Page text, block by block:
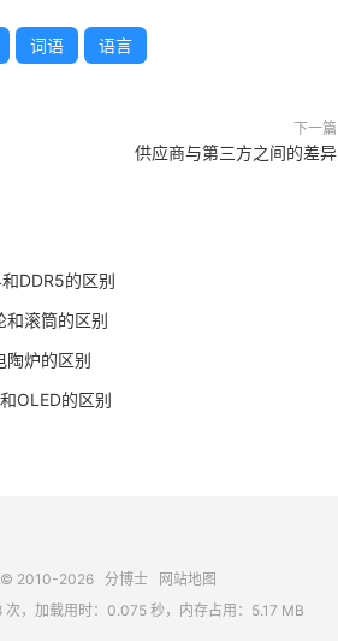
词语 语言
下一篇
供应商与第三方之间的差异
DDR5的区别
和滚筒的区别
陶炉的区别
OLED的区别
© 2010-2026 分博士
网站地图
次，加载用时：0.075 秒，内存占用：5.17 MB